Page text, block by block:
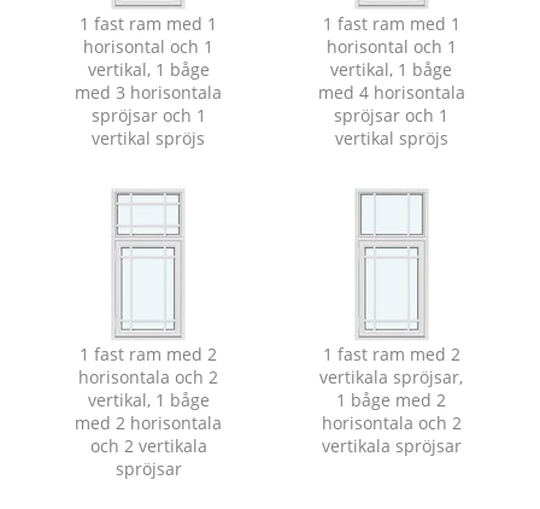
1 fast ram med 1
horisontal och 1
vertikal, 1 båge
med 3 horisontala
spröjsar och 1
vertikal spröjs
1 fast ram med 1
horisontal och 1
vertikal, 1 båge
med 4 horisontala
spröjsar och 1
vertikal spröjs
1 fast ram med 2
horisontala och 2
vertikal, 1 båge
med 2 horisontala
och 2 vertikala
spröjsar
1 fast ram med 2
vertikala spröjsar,
1 båge med 2
horisontala och 2
vertikala spröjsar